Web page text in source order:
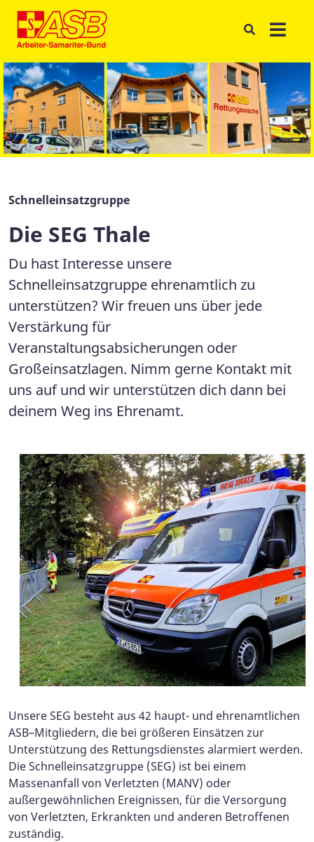
Schnelleinsatzgruppe
Die SEG Thale
Du hast Interesse unsere
Schnelleinsatzgruppe ehrenamtlich zu
unterstützen? Wir freuen uns über jede
Verstärkung für
Veranstaltungsabsicherungen oder
Großeinsatzlagen. Nimm gerne Kontakt mit
uns auf und wir unterstützen dich dann bei
deinem Weg ins Ehrenamt.
Unsere SEG besteht aus 42 haupt- und ehrenamtlichen
ASB–Mitgliedern, die bei größeren Einsätzen zur
Unterstützung des Rettungsdienstes alarmiert werden.
Die Schnelleinsatzgruppe (SEG) ist bei einem
Massenanfall von Verletzten (MANV) oder
außergewöhnlichen Ereignissen, für die Versorgung
von Verletzten, Erkrankten und anderen Betroffenen
zuständig.